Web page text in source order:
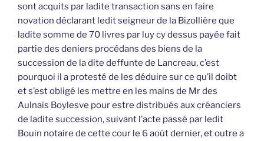
sont acquits par ladite transaction sans en faire
novation déclarant ledit seigneur de la Bizollière que
ladite somme de 70 livres par luy cy dessus payée fait
partie des deniers procédans des biens de la
succession de la dite deffunte de Lancreau, c’est
pourquoi il a protesté de les déduire sur ce qu’il doibt
et s’est obligé les mettre en les mains de Mr des
Aulnais Boylesve pour estre distribués aux créanciers
de ladite succession, suivant l’acte passé par ledit
Bouin notaire de cette cour le 6 août dernier, et outre a